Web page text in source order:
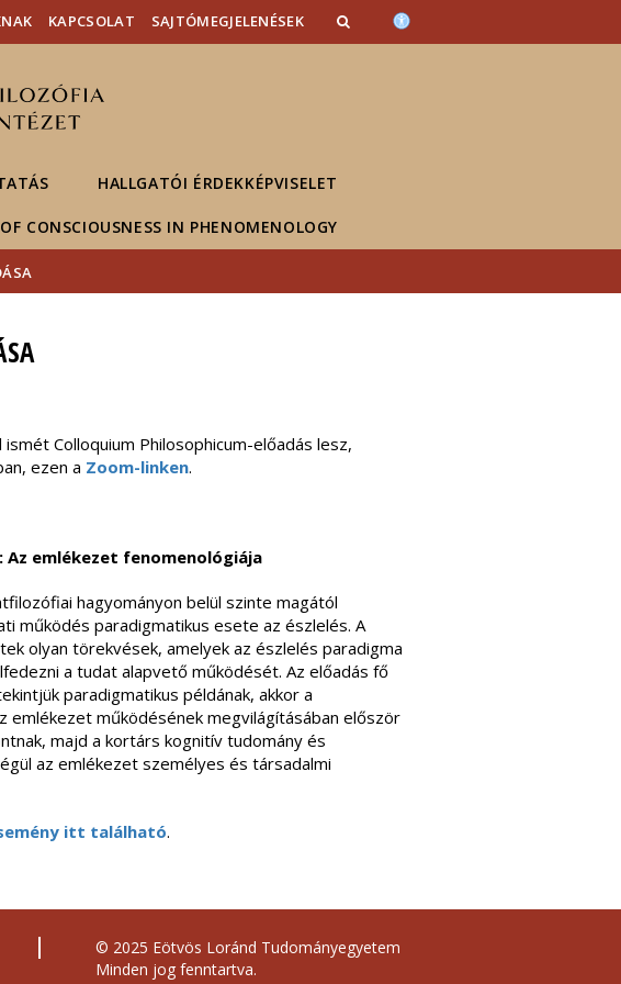
KAPCSOLAT SAJTÓMEGJELENÉSEK
HALLGATÓI ÉRDEKKÉPVISELET
CONSCIOUSNESS IN PHENOMENOLOGY
Colloquium Philosophicum-előadás lesz,
ezen a Zoom-linken.
Az emlékezet fenomenológiája
hagyományon belül szinte magától
működés paradigmatikus esete az észlelés. A
olyan törekvések, amelyek az észlelés paradigma
a tudat alapvető működését. Az előadás fő
paradigmatikus példának, akkor a
emlékezet működésének megvilágításában először
majd a kortárs kognitív tudomány és
az emlékezet személyes és társadalmi
itt található.
© 2025 Eötvös Loránd Tudományegyetem
Minden jog fenntartva.